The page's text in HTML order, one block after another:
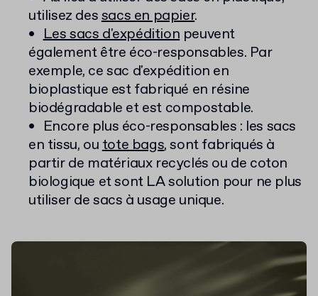
utilisez dessacs en papier.
Les sacs d'expéditionpeuvent
également être éco-responsables. Par
exemple, ce sac d'expédition en
bioplastique est fabriqué en résine
biodégradable et est compostable.
Encore plus éco-responsables : les sacs
en tissu, outote bags, sont fabriqués à
partir de matériaux recyclés ou de coton
biologique et sont LA solution pour ne plus
utiliser de sacs à usage unique.